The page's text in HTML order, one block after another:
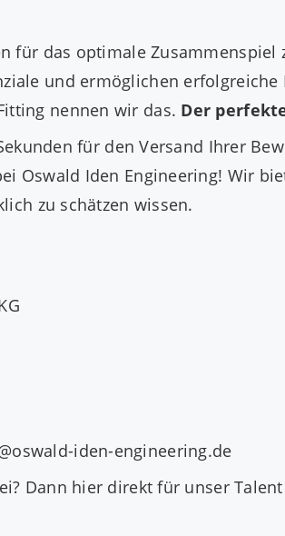
für das optimale
und ermöglichen
nennen wir das. Der
für den Versand Ihrer
Oswald Iden Engineering! Wir
zu schätzen wissen.
iden-engineering.de
Dann hier direktfür unser